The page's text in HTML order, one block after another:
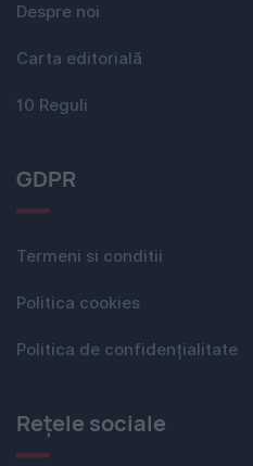
Despre noi
Carta editorială
10 Reguli
GDPR
Termeni si conditii
Politica cookies
Politica de confidențialitate
Rețele sociale